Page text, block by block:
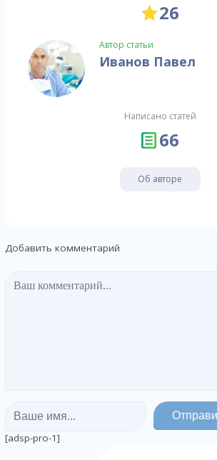
26
Автор статьи
Иванов Павел
Написано статей
66
Об авторе
Добавить комментарий
[adsp-pro-1]